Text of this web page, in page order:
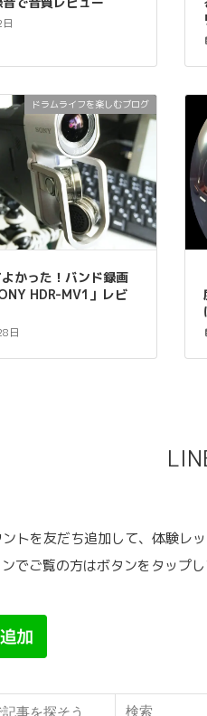
ドラムライフを楽しむブログ
かった！バンド録画
HDR-MV1」レビ
日
トを友だち追加して、体験レ
でご覧の方はボタンをタップし
検索